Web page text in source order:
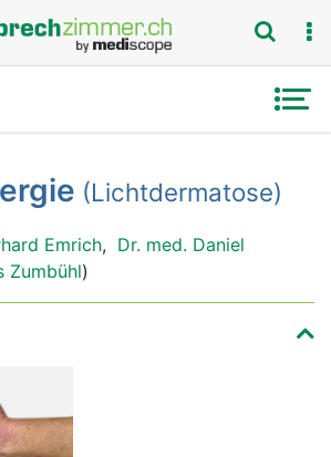
(Lichtdermatose)
Emrich, Dr. med. Daniel
Zumbühl)